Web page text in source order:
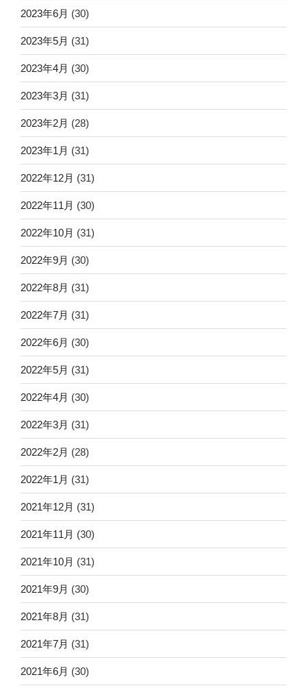
2023年6月 (30)
2023年5月 (31)
2023年4月 (30)
2023年3月 (31)
2023年2月 (28)
2023年1月 (31)
2022年12月 (31)
2022年11月 (30)
2022年10月 (31)
2022年9月 (30)
2022年8月 (31)
2022年7月 (31)
2022年6月 (30)
2022年5月 (31)
2022年4月 (30)
2022年3月 (31)
2022年2月 (28)
2022年1月 (31)
2021年12月 (31)
2021年11月 (30)
2021年10月 (31)
2021年9月 (30)
2021年8月 (31)
2021年7月 (31)
2021年6月 (30)